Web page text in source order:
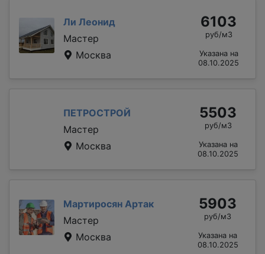
Ли Леонид
Мастер
Москва
6103
руб/м3
Указана на
08.10.2025
ПЕТРОСТРОЙ
Мастер
Москва
5503
руб/м3
Указана на
08.10.2025
Мартиросян Артак
Мастер
Москва
5903
руб/м3
Указана на
08.10.2025